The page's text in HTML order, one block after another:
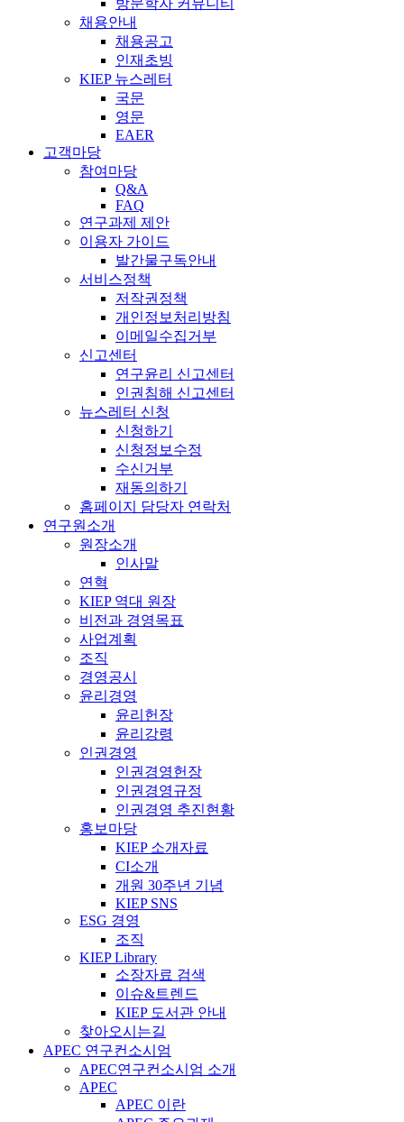
채용안내
채용공고
인재초빙
KIEP 뉴스레터
국문
영문
EAER
고객마당
참여마당
Q&A
FAQ
연구과제 제안
이용자 가이드
발간물구독안내
서비스정책
저작권정책
개인정보처리방침
이메일수집거부
신고센터
연구윤리 신고센터
인권침해 신고센터
뉴스레터 신청
신청하기
신청정보수정
수신거부
재동의하기
홈페이지 담당자 연락처
연구원소개
원장소개
인사말
연혁
KIEP 역대 원장
비전과 경영목표
사업계획
조직
경영공시
윤리경영
윤리헌장
윤리강령
인권경영
인권경영헌장
인권경영규정
인권경영 추진현황
홍보마당
KIEP 소개자료
CI소개
개원 30주년 기념
KIEP SNS
ESG 경영
조직
KIEP Library
소장자료 검색
이슈&트렌드
KIEP 도서관 안내
찾아오시는길
APEC 연구컨소시엄
APEC연구컨소시엄 소개
APEC
APEC 이란